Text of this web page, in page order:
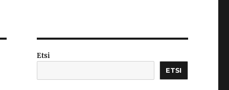
Etsi
ETSI